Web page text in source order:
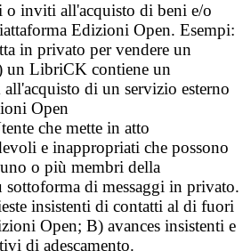
o inviti all'acquisto di beni e/o
Edizioni Open. Esempi:
in privato per vendere un
un LibriCK contiene un
di un servizio esterno
Open
che mette in atto
e inappropriati che possono
o più membri della
di messaggi in privato.
insistenti di contatti al di fuori
Open; B) avances insistenti e
di adescamento.